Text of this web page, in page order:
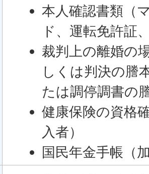
本人確認書類（
ド、運転免許証
裁判上の離婚の
しくは判決の謄
たは調停調書の
健康保険の資格
入者）
国民年金手帳（